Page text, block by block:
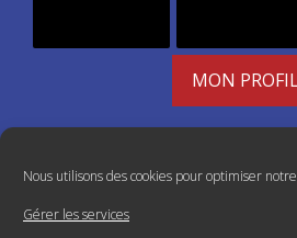
Nous utilisons des cookies pour optimiser
Gérer les services
MON